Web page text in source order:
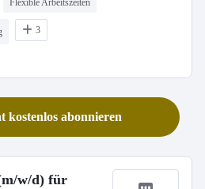
Flexible Arbeitszeiten
3
kostenlos abonnieren
w/d) für